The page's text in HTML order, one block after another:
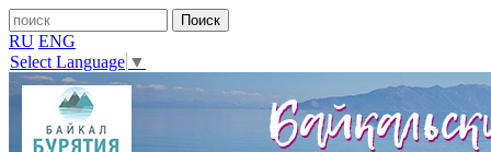
RU ENG
Select Language ▼